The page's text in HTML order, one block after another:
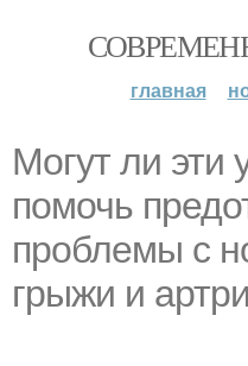
главная
Могут ли эти
помочь
проблемы с
грыжи и